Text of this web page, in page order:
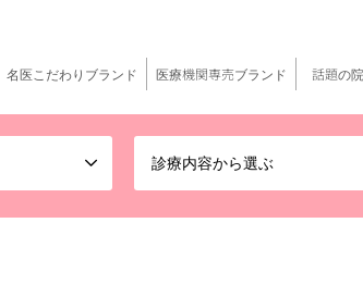
診療内容から選ぶ
名医こだわりブランド 医療機関専売ブランド 話題の